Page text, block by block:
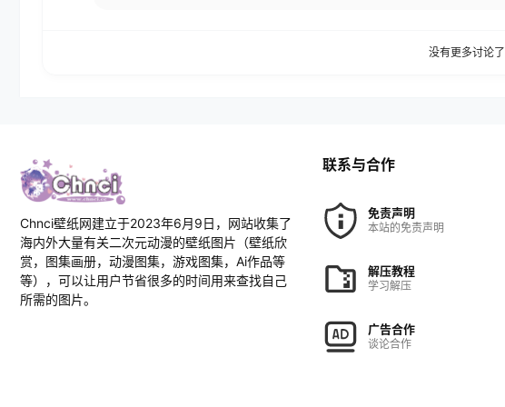
没有更多讨论了
Chnci壁纸网建立于2023年6月9日，网站收集了
海内外大量有关二次元动漫的壁纸图片（壁纸欣
赏，图集画册，动漫图集，游戏图集，Ai作品等
等），可以让用户节省很多的时间用来查找自己
所需的图片。
联系与合作
免责声明
本站的免责声明
解压教程
学习解压
广告合作
谈论合作